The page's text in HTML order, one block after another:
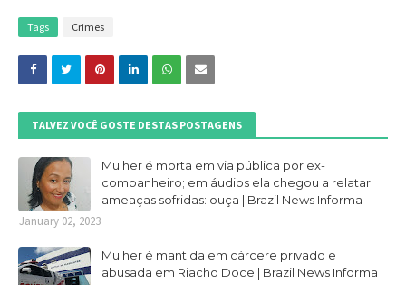
Tags Crimes
TALVEZ VOCÊ GOSTE DESTAS POSTAGENS
Mulher é morta em via pública por ex-
companheiro; em áudios ela chegou a relatar
ameaças sofridas: ouça | Brazil News Informa
January 02, 2023
Mulher é mantida em cárcere privado e
abusada em Riacho Doce | Brazil News Informa